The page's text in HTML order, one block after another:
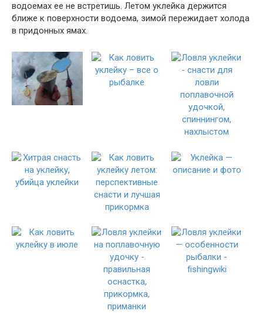
водоемах ее не встретишь. Летом уклейка держится
ближе к поверхности водоема, зимой пережидает холода
в придонных ямах.